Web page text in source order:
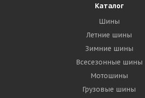
Каталог
Шины
Летние шины
Зимние шины
Всесезонные шины
Мотошины
Грузовые шины